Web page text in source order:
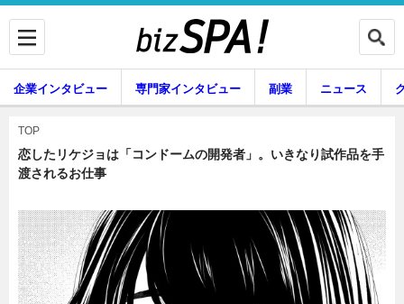
企業インタビュー 専門家インタビュー
副業 ニュース
企業インタビュー 専門家インタビュー 副業 ニュース
暮らし
TOP
恋したリケジョは「コンドームの開発者」。いきなり試作品を手
渡されるお仕事